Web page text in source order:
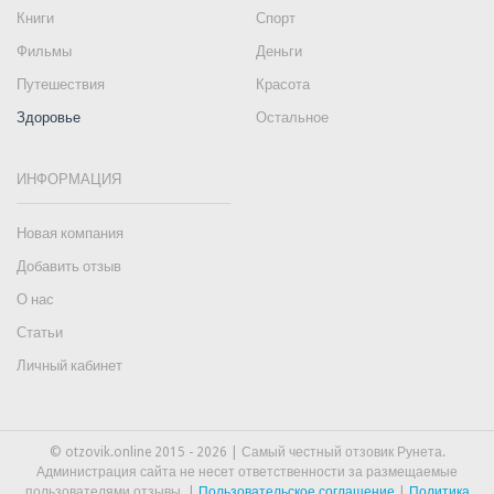
Книги
Спорт
Фильмы
Деньги
Путешествия
Красота
Здоровье
Остальное
ИНФОРМАЦИЯ
Новая компания
Добавить отзыв
О нас
Статьи
Личный кабинет
© otzovik.online 2015 - 2026 | Самый честный отзовик Рунета.
Администрация сайта не несет ответственности за размещаемые